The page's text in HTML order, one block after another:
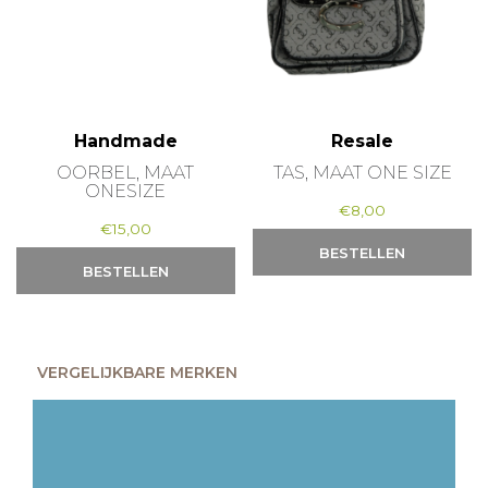
Handmade
OORBEL, MAAT
ONESIZE
€15,00
BESTELLEN
Resale
TAS, MAAT ONE SIZE
€8,00
BESTELLEN
VERGELIJKBARE MERKEN